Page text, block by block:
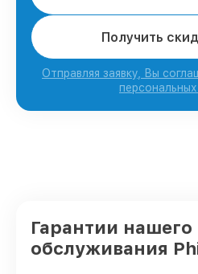
Получить
Отправляя заявку, Вы
Гарантии нашего
обслуживания